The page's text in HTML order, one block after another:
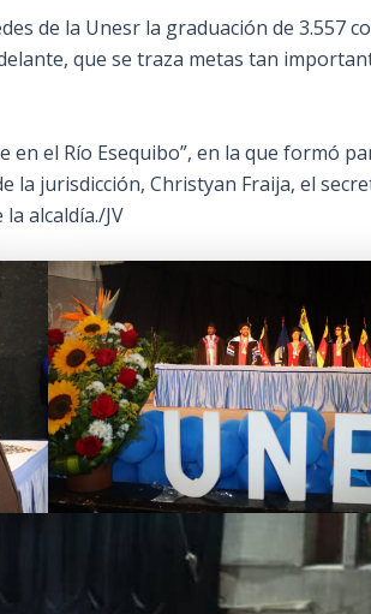
de la Unesr la graduación de 3.557
que se traza metas tan
en el Río Esequibo”, en la que formó
la jurisdicción, Christyan Fraija, el
alcaldía./JV